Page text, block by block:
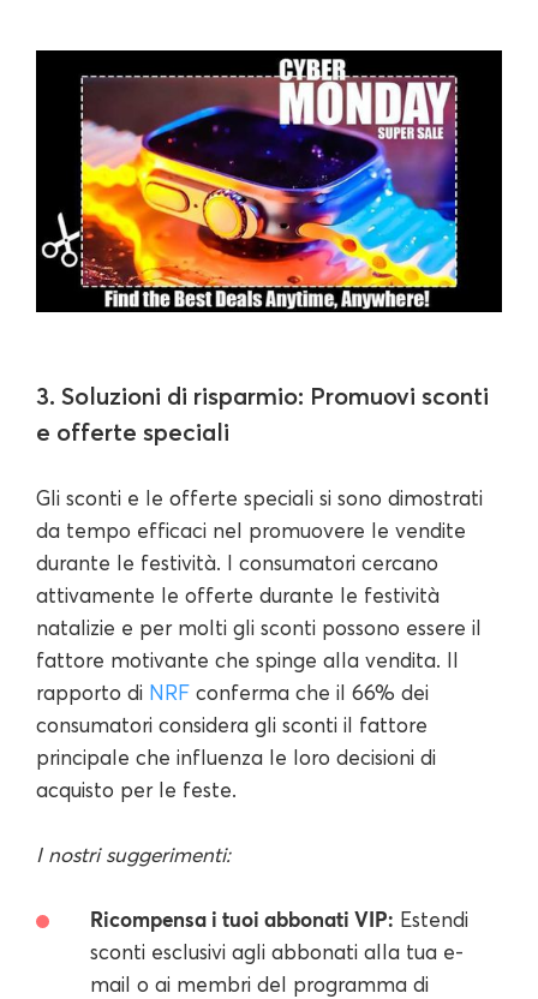
3. Soluzioni di risparmio: Promuovi sconti
e offerte speciali
Gli sconti e le offerte speciali si sono dimostrati
da tempo efficaci nel promuovere le vendite
durante le festività. I consumatori cercano
attivamente le offerte durante le festività
natalizie e per molti gli sconti possono essere il
fattore motivante che spinge alla vendita. Il
rapporto di NRF conferma che il 66% dei
consumatori considera gli sconti il fattore
principale che influenza le loro decisioni di
acquisto per le feste.
I nostri suggerimenti:
Ricompensa i tuoi abbonati VIP: Estendi
sconti esclusivi agli abbonati alla tua e-
mail o ai membri del programma di